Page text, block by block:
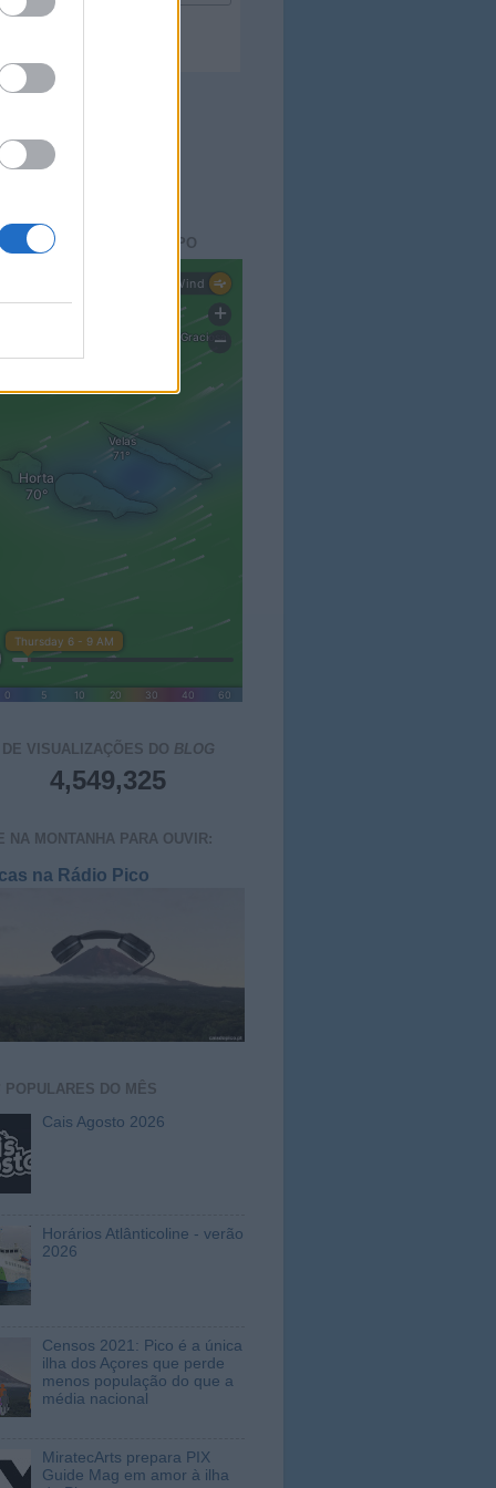
DO
DO ESTADO DO TEMPO
VISUALIZAÇÕES DO BLOG
4,549,325
NA MONTANHA PARA OUVIR:
na Rádio Pico
POPULARES DO MÊS
Cais Agosto 2026
Horários Atlânticoline - verão
2026
Censos 2021: Pico é a única
ilha dos Açores que perde
menos população do que a
média nacional
MiratecArts prepara PIX
Guide Mag em amor à ilha